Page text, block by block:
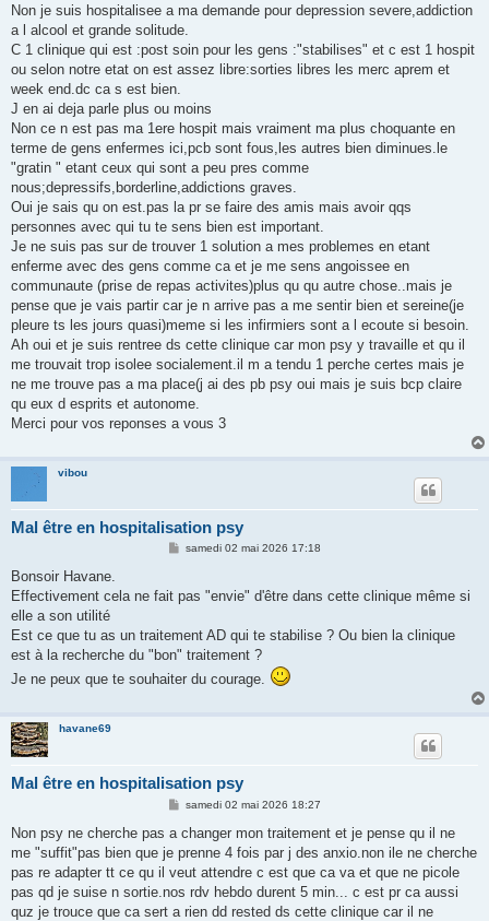
a
g
Non je suis hospitalisee a ma demande pour depression severe,addiction
a l alcool et grande solitude.
C 1 clinique qui est :post soin pour les gens :"stabilises" et c est 1 hospit
ou selon notre etat on est assez libre:sorties libres les merc aprem et
week end.dc ca s est bien.
J en ai deja parle plus ou moins
Non ce n est pas ma 1ere hospit mais vraiment ma plus choquante en
terme de gens enfermes ici,pcb sont fous,les autres bien diminues.le
"gratin " etant ceux qui sont a peu pres comme
nous;depressifs,borderline,addictions graves.
Oui je sais qu on est.pas la pr se faire des amis mais avoir qqs
personnes avec qui tu te sens bien est important.
Je ne suis pas sur de trouver 1 solution a mes problemes en etant
enferme avec des gens comme ca et je me sens angoissee en
communaute (prise de repas activites)plus qu qu autre chose..mais je
pense que je vais partir car je n arrive pas a me sentir bien et sereine(je
pleure ts les jours quasi)meme si les infirmiers sont a l ecoute si besoin.
Ah oui et je suis rentree ds cette clinique car mon psy y travaille et qu il
me trouvait trop isolee socialement.il m a tendu 1 perche certes mais je
ne me trouve pas a ma place(j ai des pb psy oui mais je suis bcp claire
qu eux d esprits et autonome.
Merci pour vos reponses a vous 3
vibou
Mal être en hospitalisation psy
M
a
samedi 02 mai 2026 17:18
Bonsoir Havane.
Effectivement cela ne fait pas "envie" d'être dans cette clinique même si
elle a son utilité
Est ce que tu as un traitement AD qui te stabilise ? Ou bien la clinique
est à la recherche du "bon" traitement ?
Je ne peux que te souhaiter du courage.
havane69
Mal être en hospitalisation psy
M
s
a
g
samedi 02 mai 2026 18:27
Non psy ne cherche pas a changer mon traitement et je pense qu il ne
me "suffit"pas bien que je prenne 4 fois par j des anxio.non ile ne cherche
pas re adapter tt ce qu il veut attendre c est que ca va et que ne picole
pas qd je suise n sortie.nos rdv hebdo durent 5 min... c est pr ca aussi
quz je trouce que ca sert a rien dd rested ds cette clinique car il ne